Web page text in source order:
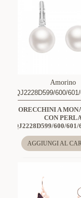
Amorino
QJ2228D599/600/
ORECCHINI A
CON
QJ2228D599/600/601/
AGGIUNGI AL